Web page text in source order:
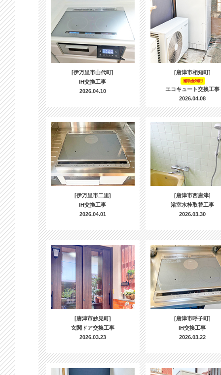
[伊万里市山代町]
IH交換工事
2026.04.10
[唐津市相知町]
補助金利用
エコキュート交換工事
2026.04.08
[伊万里市二里]
IH交換工事
2026.04.01
[唐津市西唐津]
浴室水栓取替工事
2026.03.30
[唐津市妙見町]
玄関ドア交換工事
2026.03.23
[唐津市呼子町]
IH交換工事
2026.03.22